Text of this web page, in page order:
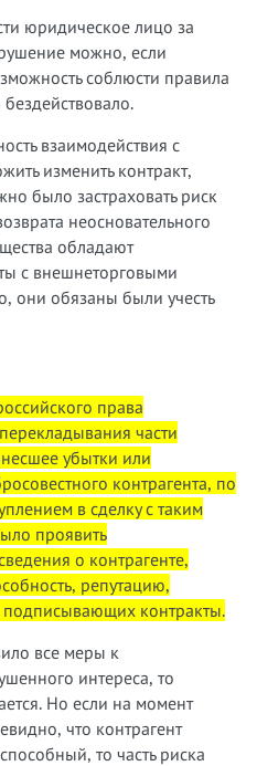
юридическое лицо за
можно, если
соблюсти правила
взаимодействия с
изменить контракт,
было застраховать риск
неосновательного
обладают
с внешнеторговыми
они обязаны были учесть
права
части
убытки или
контрагента, по
в сделку с таким
проявить
о контрагенте,
репутацию,
контракты.
все меры к
интереса, то
Но если на момент
что контрагент
то часть риска